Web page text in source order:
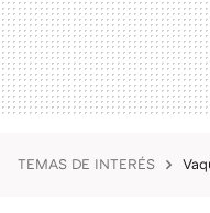
TEMAS DE INTERÉS